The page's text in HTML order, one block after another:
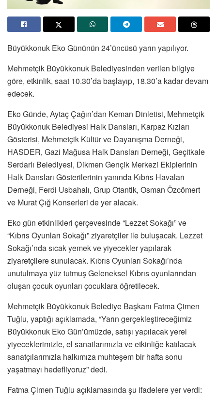
Büyükkonuk Eko Gününün 24’üncüsü yarın yapılıyor.
Mehmetçik Büyükkonuk Belediyesinden verilen bilgiye
göre, etkinlik, saat 10.30’da başlayıp, 18.30’a kadar devam
edecek.
Eko Günde, Aytaç Çağın’dan Keman Dinletisi, Mehmetçik
Büyükkonuk Belediyesi Halk Dansları, Karpaz Kızları
Gösterisi, Mehmetçik Kültür ve Dayanışma Derneği,
HASDER, Gazi Mağusa Halk Dansları Derneği, Geçitkale
Serdarlı Belediyesi, Dikmen Gençik Merkezi Ekiplerinin
Halk Dansları Gösterilerinin yanında Kıbrıs Havaları
Derneği, Ferdi Usbahalı, Grup Otantik, Osman Özcömert
ve Murat Çığ Konserleri de yer alacak.
Eko gün etkinlikleri çerçevesinde “Lezzet Sokağı” ve
“Kıbrıs Oyunları Sokağı” ziyaretçiler ile buluşacak. Lezzet
Sokağı’nda sıcak yemek ve yiyecekler yapılarak
ziyaretçilere sunulacak. Kıbrıs Oyunları Sokağı’nda
unutulmaya yüz tutmuş Geleneksel Kıbrıs oyunlarından
oluşan çocuk oyunları çocuklara öğretilecek.
Mehmetçik Büyükkonuk Belediye Başkanı Fatma Çimen
Tuğlu, yaptığı açıklamada, “Yarın gerçekleştireceğimiz
Büyükkonuk Eko Gün’ümüzde, satışı yapılacak yerel
yiyeceklerimizle, el sanatlarımızla ve etkinliğe katılacak
sanatçılarımızla halkımıza muhteşem bir hafta sonu
yaşatmayı hedefliyoruz” dedi.
Fatma Çimen Tuğlu açıklamasında şu ifadelere yer verdi: